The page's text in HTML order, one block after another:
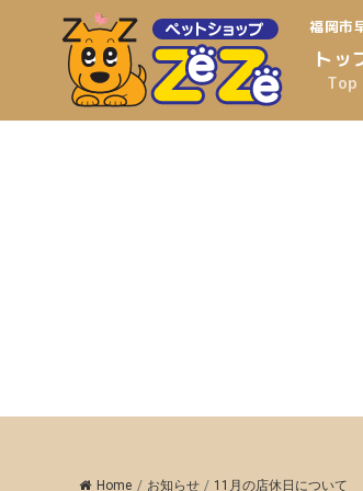
福岡市
トッ
Top
Home / お知らせ / 11月の店休日について